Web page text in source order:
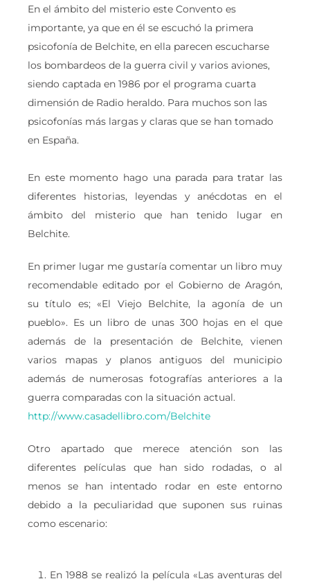
En el ámbito del misterio este Convento es
importante, ya que en él se escuchó la primera
psicofonía de Belchite, en ella parecen escucharse
los bombardeos de la guerra civil y varios aviones,
siendo captada en 1986 por el programa cuarta
dimensión de Radio heraldo. Para muchos son las
psicofonías más largas y claras que se han tomado
en España.
En este momento hago una parada para tratar las
diferentes historias, leyendas y anécdotas en el
ámbito del misterio que han tenido lugar en
Belchite.
En primer lugar me gustaría comentar un libro muy
recomendable editado por el Gobierno de Aragón,
su título es; «El Viejo Belchite, la agonía de un
pueblo». Es un libro de unas 300 hojas en el que
además de la presentación de Belchite, vienen
varios mapas y planos antiguos del municipio
además de numerosas fotografías anteriores a la
guerra comparadas con la situación actual.
http://www.casadellibro.com/Belchite
Otro apartado que merece atención son las
diferentes películas que han sido rodadas, o al
menos se han intentado rodar en este entorno
debido a la peculiaridad que suponen sus ruinas
como escenario:
En 1988 se realizó la película «Las aventuras del